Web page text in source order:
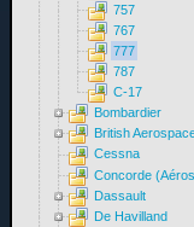
757
767
777
787
C-17
Bombardier
British
Cessna
Concorde
Dassault
De Havilland